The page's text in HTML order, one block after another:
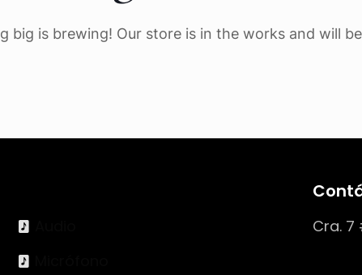
big is brewing! Our store is in the works and will
Cra.